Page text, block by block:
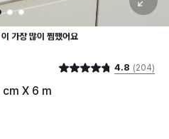
2 3
확대 보기
명이장바구니에 담았어요
장바구니에 담았어요
별점 4.8점 4.8 (204)
cm X 6 m